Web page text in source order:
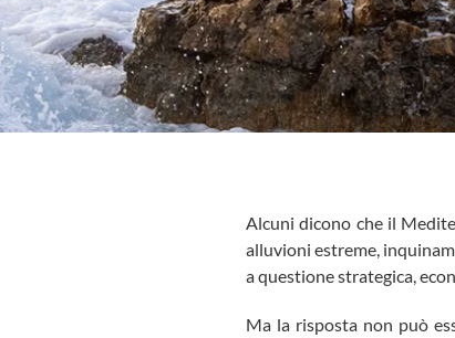
Alcuni dicono che il
alluvioni estreme,
a questione strategica,
Ma la risposta non può